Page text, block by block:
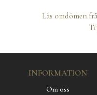
Läs omdömen
INFORMATION
Om oss